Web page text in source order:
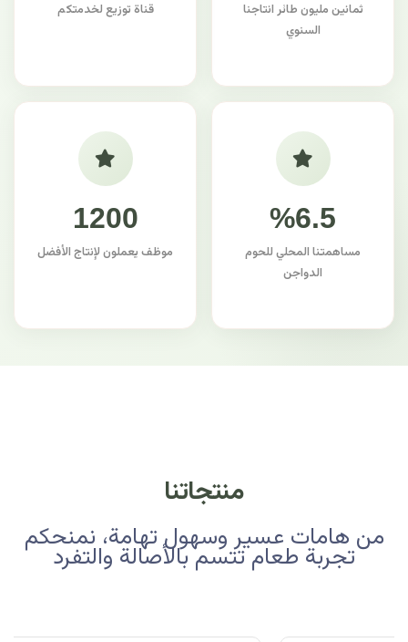
ثمانين مليون طائر انتاجنا
السنوي
قناة توزيع لخدمتكم
%6.5
مساهمتنا المحلي للحوم
الدواجن
1200
موظف يعملون لإنتاج الأفضل
منتجاتنا
من هامات عسير وسهول تهامة، نمنحكم
تجربة طعام تتسم بالأصالة والتفرد